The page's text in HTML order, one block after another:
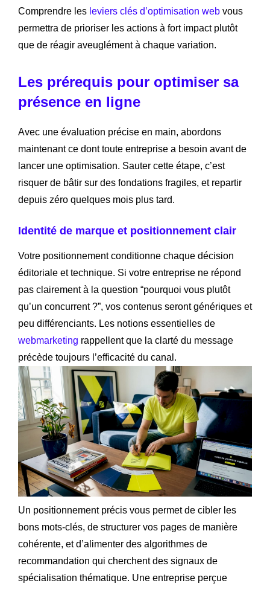
Comprendre les leviers clés d’optimisation web vous
permettra de prioriser les actions à fort impact plutôt
que de réagir aveuglément à chaque variation.
Les prérequis pour optimiser sa
présence en ligne
Avec une évaluation précise en main, abordons
maintenant ce dont toute entreprise a besoin avant de
lancer une optimisation. Sauter cette étape, c’est
risquer de bâtir sur des fondations fragiles, et repartir
depuis zéro quelques mois plus tard.
Identité de marque et positionnement clair
Votre positionnement conditionne chaque décision
éditoriale et technique. Si votre entreprise ne répond
pas clairement à la question “pourquoi vous plutôt
qu’un concurrent ?”, vos contenus seront génériques et
peu différenciants. Les notions essentielles de
webmarketing rappellent que la clarté du message
précède toujours l’efficacité du canal.
Un positionnement précis vous permet de cibler les
bons mots-clés, de structurer vos pages de manière
cohérente, et d’alimenter des algorithmes de
recommandation qui cherchent des signaux de
spécialisation thématique. Une entreprise perçue